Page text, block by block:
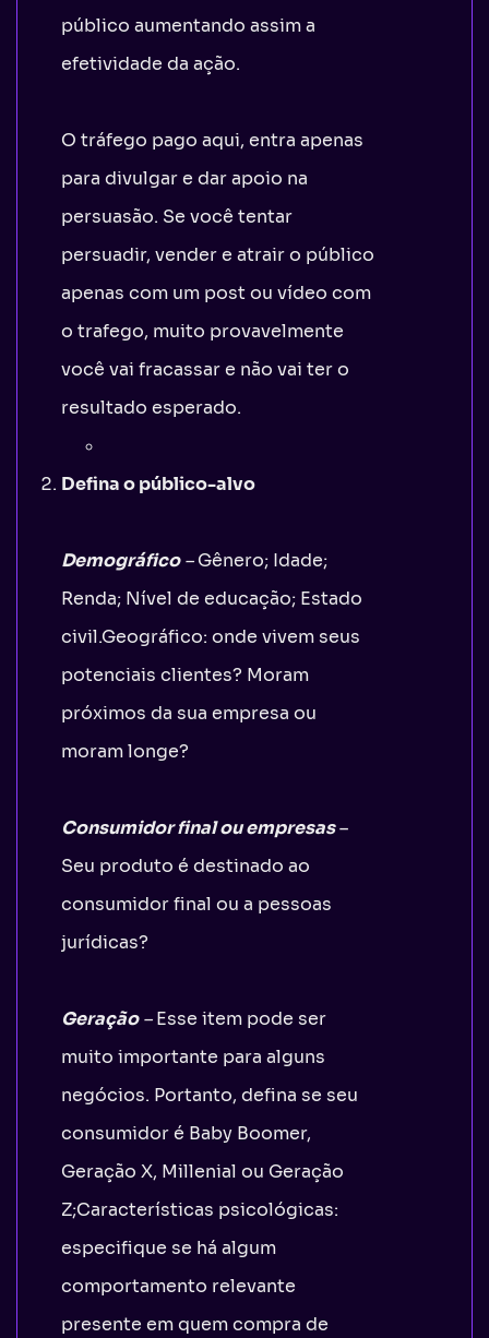
público aumentando assim a
efetividade da ação.
O tráfego pago aqui, entra apenas
para divulgar e dar apoio na
persuasão. Se você tentar
persuadir, vender e atrair o público
apenas com um post ou vídeo com
o trafego, muito provavelmente
você vai fracassar e não vai ter o
resultado esperado.
Defina o público-alvo
Demográfico–Gênero; Idade;
Renda; Nível de educação; Estado
civil.Geográfico: onde vivem seus
potenciais clientes? Moram
próximos da sua empresa ou
moram longe?
Consumidor final ou empresas–
Seu produto é destinado ao
consumidor final ou a pessoas
jurídicas?
Geração–Esse item pode ser
muito importante para alguns
negócios. Portanto, defina se seu
consumidor é Baby Boomer,
Geração X, Millenial ou Geração
Z;Características psicológicas:
especifique se há algum
comportamento relevante
presente em quem compra de